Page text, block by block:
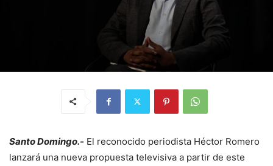
Santo Domingo.- El reconocido periodista Héctor Romero
lanzará una nueva propuesta televisiva a partir de este